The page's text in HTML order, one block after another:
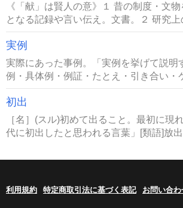
《「献」は賢人の意》１ 昔の制度・文
となる記録や言い伝え。文書。２ 研究上
実例
実際にあった事例。「実例を挙げて説明
例・具体例・例証・たとえ・引き合い・
初出
［名］(スル)初めて出ること。最初に現
代に初出したと思われる言葉」[類語]放
利用規約 特定商取引法に基づく表記 お問い合わ